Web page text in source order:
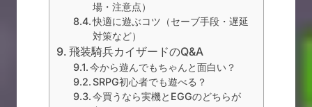
場・注意点）
快適に遊ぶコツ（セーブ手段・遅延
対策など）
飛装騎兵カイザードのQ&A
今から遊んでもちゃんと面白い？
SRPG初心者でも遊べる？
今買うなら実機とEGGのどちらが